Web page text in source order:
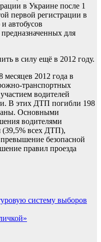
в Украине после 1
первой регистрации в
автобусов
для
в силу ещё в 2012 году.
2012 года в
транспортных
водителей
В этих ДТП погибли 198
Основными
водителями
(39,5% всех ДТП),
безопасной
правил проезда
систему выборов